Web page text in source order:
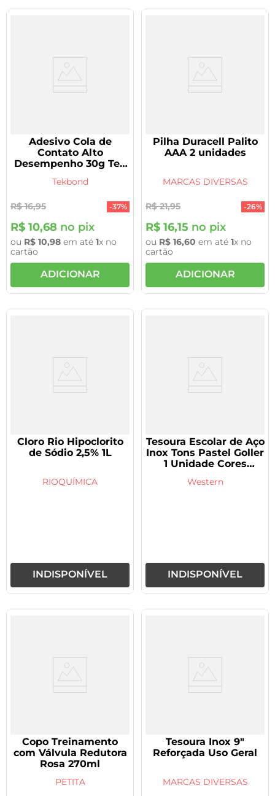
Adesivo Cola de
Contato Alto
Desempenho 30g Tek
Tekbond
R$ 16,95 -37%
R$ 10,68 no pix
ou R$ 10,98 em até 1x no
cartão
ADICIONAR
Pilha Duracell Palito
AAA 2 unidades
MARCAS DIVERSAS
R$ 21,95 -26%
R$ 16,15 no pix
ou R$ 16,60 em até 1x no
cartão
ADICIONAR
Cloro Rio Hipoclorito
de Sódio 2,5% 1L
RIOQUÍMICA
INDISPONÍVEL
Tesoura Escolar de Aço
Inox Tons Pastel Goller
1 Unidade Cores
Western
INDISPONÍVEL
Copo Treinamento
com Válvula Redutora
Rosa 270ml
PETITA
Tesoura Inox 9"
Reforçada Uso Geral
MARCAS DIVERSAS